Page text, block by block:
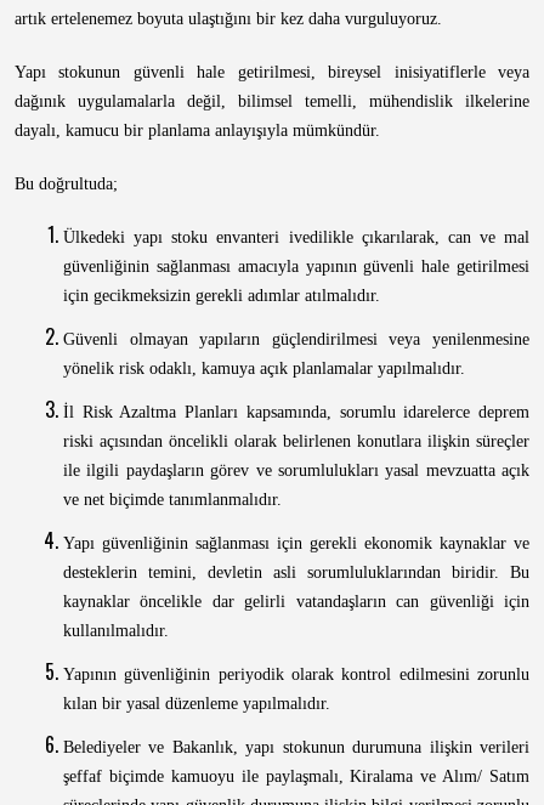
artık ertelenemez boyuta ulaştığını bir kez daha vurguluyoruz.
Yapı stokunun güvenli hale getirilmesi, bireysel inisiyatiflerle veya
dağınık uygulamalarla değil, bilimsel temelli, mühendislik ilkelerine
dayalı, kamucu bir planlama anlayışıyla mümkündür.
Bu doğrultuda;
Ülkedeki yapı stoku envanteri ivedilikle çıkarılarak, can ve mal
güvenliğinin sağlanması amacıyla yapının güvenli hale getirilmesi
için gecikmeksizin gerekli adımlar atılmalıdır.
Güvenli olmayan yapıların güçlendirilmesi veya yenilenmesine
yönelik risk odaklı, kamuya açık planlamalar yapılmalıdır.
İl Risk Azaltma Planları kapsamında, sorumlu idarelerce deprem
riski açısından öncelikli olarak belirlenen konutlara ilişkin süreçler
ile ilgili paydaşların görev ve sorumlulukları yasal mevzuatta açık
ve net biçimde tanımlanmalıdır.
Yapı güvenliğinin sağlanması için gerekli ekonomik kaynaklar ve
desteklerin temini, devletin asli sorumluluklarından biridir. Bu
kaynaklar öncelikle dar gelirli vatandaşların can güvenliği için
kullanılmalıdır.
Yapının güvenliğinin periyodik olarak kontrol edilmesini zorunlu
kılan bir yasal düzenleme yapılmalıdır.
Belediyeler ve Bakanlık, yapı stokunun durumuna ilişkin verileri
şeffaf biçimde kamuoyu ile paylaşmalı, Kiralama ve Alım/ Satım